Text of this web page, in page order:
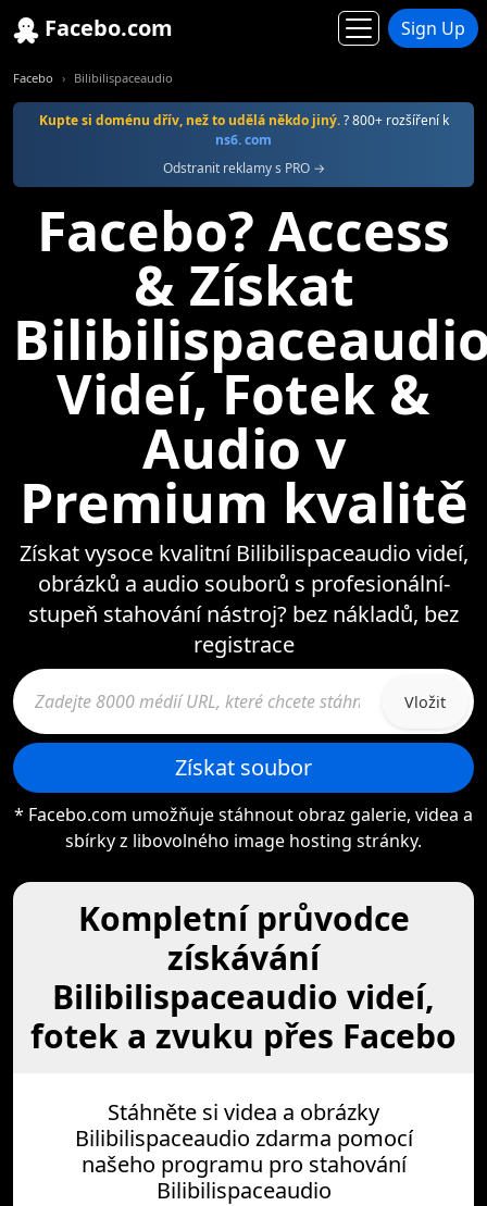
Facebo.com Sign Up
Facebo Bilibilispaceaudio
Kupte si doménu dřív, než to udělá někdo jiný.? 800+ rozšíření k
ns6. com
Odstranit reklamy s PRO →
Facebo? Access
& Získat
Videí, Fotek &
Audio v
Premium kvalitě
Získat vysoce kvalitní Bilibilispaceaudio videí,
obrázků a audio souborů s profesionální-
stupeň stahování nástroj? bez nákladů, bez
registrace
Vložit
Získat soubor
* Facebo.com umožňuje stáhnout obraz galerie, videa a
sbírky z libovolného image hosting stránky.
Kompletní průvodce
získávání
Bilibilispaceaudio videí,
fotek a zvuku přes Facebo
Stáhněte si videa a obrázky
Bilibilispaceaudio zdarma pomocí
našeho programu pro stahování
Bilibilispaceaudio